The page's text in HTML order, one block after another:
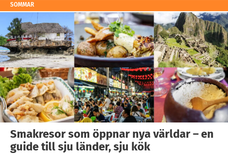
SOMMAR
Smakresor som öppnar nya världar – en
guide till sju länder, sju kök